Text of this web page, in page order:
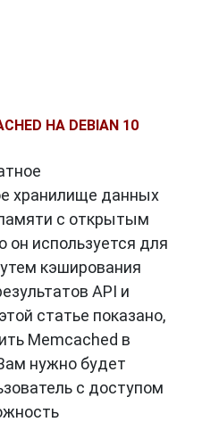
извлекать их при
серверное
данные в
может
различных
страницы,
баз данных и другие
основана на
Для
существует
можно
НА DEBIAN 10
хранилище данных
с открытым
используется для
кэширования
API и
статье показано,
Memcached в
нужно будет
с доступом